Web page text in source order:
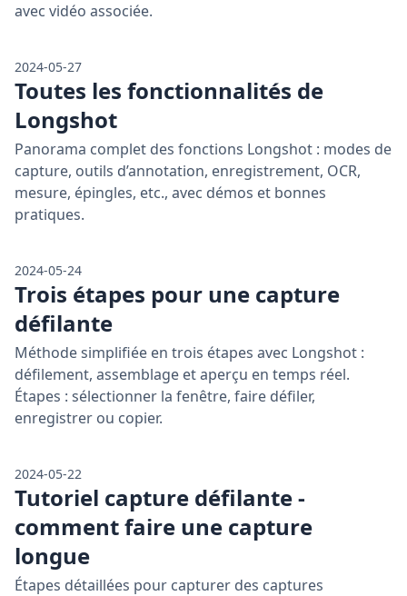
avec vidéo associée.
2024-05-27
Toutes les fonctionnalités de
Longshot
Panorama complet des fonctions Longshot : modes de
capture, outils d’annotation, enregistrement, OCR,
mesure, épingles, etc., avec démos et bonnes
pratiques.
2024-05-24
Trois étapes pour une capture
défilante
Méthode simplifiée en trois étapes avec Longshot :
défilement, assemblage et aperçu en temps réel.
Étapes : sélectionner la fenêtre, faire défiler,
enregistrer ou copier.
2024-05-22
Tutoriel capture défilante -
comment faire une capture
longue
Étapes détaillées pour capturer des captures